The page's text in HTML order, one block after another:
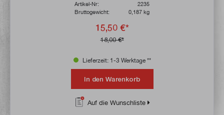
Artikel-Nr:
2235
Bruttogewicht:
0,187 kg
15,50 €*
18,00 €*
Lieferzeit: 1-3 Werktage **
In den Warenkorb
Auf die Wunschliste